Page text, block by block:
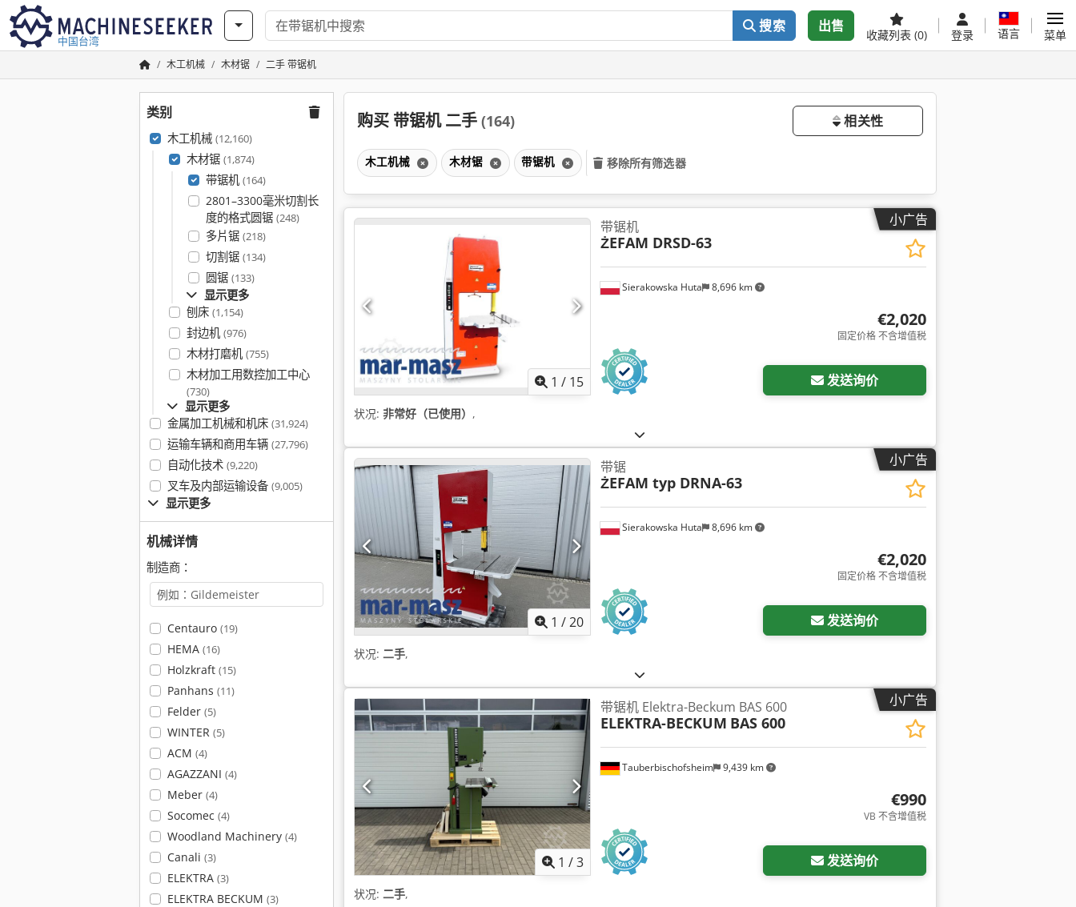
中国台湾
搜索 出售
收藏列表 (0) 登录 语言 菜单
木工机械 木材锯 二手 带锯机
类别
木工机械 (12,160)
木材锯 (1,874)
带锯机 (164)
2801–3300毫米切割长
度的格式圆锯 (248)
多片锯 (218)
切割锯 (134)
圆锯 (133)
显示更多
刨床 (1,154)
封边机 (976)
木材打磨机 (755)
木材加工用数控加工中心
(730)
显示更多
金属加工机械和机床 (31,924)
运输车辆和商用车辆 (27,796)
自动化技术 (9,220)
叉车及内部运输设备 (9,005)
显示更多
机械详情
制造商：
Centauro (19)
HEMA (16)
Holzkraft (15)
Panhans (11)
Felder (5)
WINTER (5)
ACM (4)
AGAZZANI (4)
Meber (4)
Socomec (4)
Woodland Machinery (4)
Canali (3)
ELEKTRA (3)
ELEKTRA BECKUM (3)
购买 带锯机 二手 (164) 相关性
木工机械 木材锯 带锯机 移除所有筛选器
小广告
1 / 15
Sierakowska Huta 8,696 km
带锯机
ŻEFAM DRSD-63
€2,020
固定价格 不含增值税
发送询价
状况: 非常好（已使用） ,
小广告
1 /20
Sierakowska Huta 8,696 km
带锯
ŻEFAM typ DRNA-63
€2,020
固定价格 不含增值税
发送询价
状况: 二手,
小广告
1 /3
Tauberbischofsheim 9,439 km
带锯机 Elektra-Beckum BAS 600
ELEKTRA-BECKUM BAS 600
€990
VB 不含增值税
发送询价
状况: 二手,